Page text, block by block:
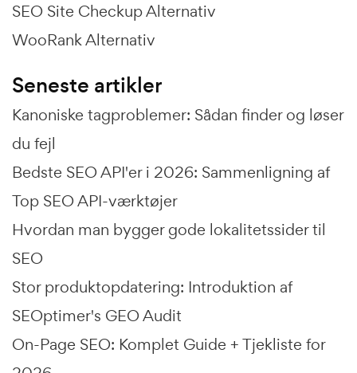
SEO Site Checkup Alternativ
WooRank Alternativ
Seneste artikler
Kanoniske tagproblemer: Sådan finder og løser
du fejl
Bedste SEO API'er i 2026: Sammenligning af
Top SEO API-værktøjer
Hvordan man bygger gode lokalitetssider til
SEO
Stor produktopdatering: Introduktion af
SEOptimer's GEO Audit
On-Page SEO: Komplet Guide + Tjekliste for